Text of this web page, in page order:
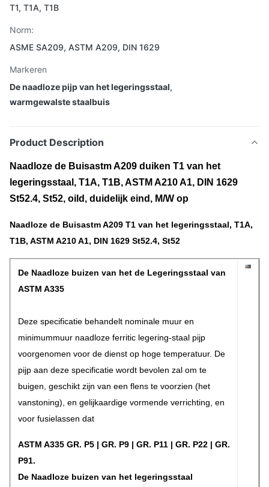
T1, T1A, T1B
Norm:
ASME SA209, ASTM A209, DIN 1629
Markeren
De naadloze pijp van het legeringsstaal,
warmgewalste staalbuis
Product Description
Naadloze de Buisastm A209 duiken T1 van het
legeringsstaal, T1A, T1B, ASTM A210 A1, DIN 1629
St52.4, St52, oild, duidelijk eind, M/W op
Naadloze de Buisastm A209 T1 van het legeringsstaal, T1A,
T1B, ASTM A210 A1, DIN 1629 St52.4, St52
De Naadloze buizen van het de Legeringsstaal van
ASTM A335
Deze specificatie behandelt nominale muur en
minimummuur naadloze ferritic legering-staal pijp
voorgenomen voor de dienst op hoge temperatuur. De
pijp aan deze specificatie wordt bevolen zal om te
buigen, geschikt zijn van een flens te voorzien (het
vanstoning), en gelijkaardige vormende verrichting, en
voor fusielassen dat
ASTM A335 GR. P5 | GR. P9 | GR. P11 | GR. P22 | GR.
P91.
De Naadloze buizen van het legeringsstaal